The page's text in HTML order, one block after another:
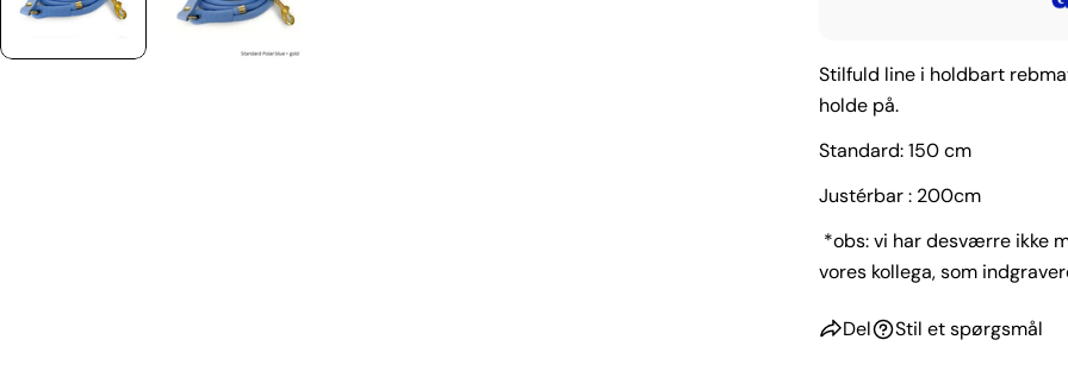
Stilfuld line i holdbart
holde på.
Standard: 150 cm
Justérbar : 200cm
*obs:vi har desværre ikke
vores kollega, som
Del Stil et spørgsmål